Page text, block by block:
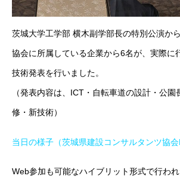
茨城大学工学部 横木副学部長の特別公演から
協会に所属している企業から6名が、実際に
技術発表を行いました。
（発表内容は、ICT・自転車道の設計・公
修・新技術）
当日の様子（茨城県建設コンサルタンツ協会
Web参加も可能なハイブリット形式で行われ